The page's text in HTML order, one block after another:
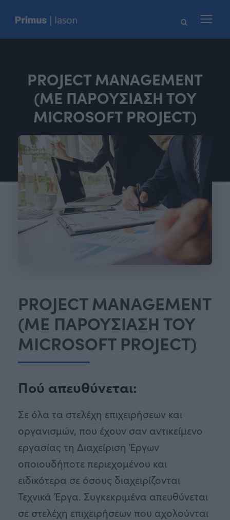
PROJECT MANAGEMENT
(ΜΕ ΠΑΡΟΥΣΙΑΣΗ ΤΟΥ
MICROSOFT PROJECT)
PROJECT MANAGEMENT
(ΜΕ ΠΑΡΟΥΣΙΑΣΗ ΤΟΥ
MICROSOFT PROJECT)
Πού απευθύνεται:
Σε όλα τα στελέχη επιχειρήσεων και
οργανισμών, που έχουν σαν αντικείμενο
εργασίας τη Διαχείριση Έργων
οποιουδήποτε περιεχομένου και
ειδικότερα σε όσους διαχειρίζονται
Τεχνικά Έργα. Συγκεκριμένα απευθύνεται
σε στελέχη επιχειρήσεων που αχολούνται